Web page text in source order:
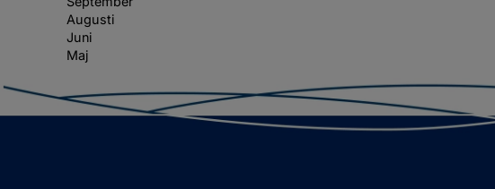
Augusti
Juni
Maj